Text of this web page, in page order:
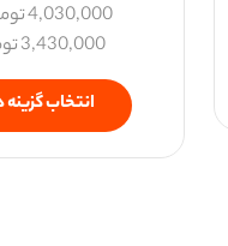
4,030,000
3,430,000
انتخاب گزینه